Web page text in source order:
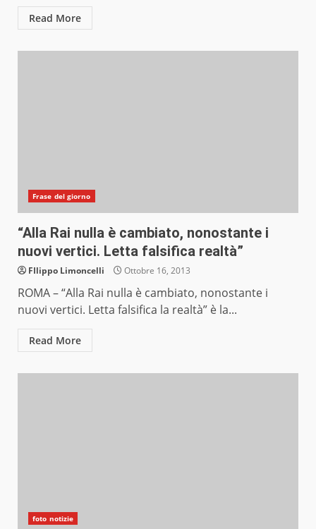
Read More
Frase del giorno
“Alla Rai nulla è cambiato, nonostante i
nuovi vertici. Letta falsifica realtà”
FIlippo Limoncelli Ottobre 16, 2013
ROMA – “Alla Rai nulla è cambiato, nonostante i
nuovi vertici. Letta falsifica la realtà” è la...
Read More
foto notizie